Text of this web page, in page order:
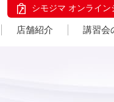
シモジマ オンライン
店舗紹介 講習会